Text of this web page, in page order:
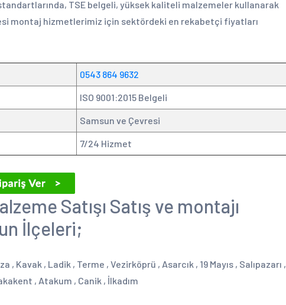
TSE belgeli, yüksek kaliteli malzemeler kullanarak
montaj hizmetlerimiz için sektördeki en rekabetçi fiyatları
0543 864 9632
ISO 9001:2015 Belgeli
Samsun ve Çevresi
7/24 Hizmet
Satışı Satış ve montajı
İlçeleri;
, Kavak , Ladik , Terme , Vezirköprü , Asarcık , 19 Mayıs , Salıpazarı ,
, Atakum , Canik , İlkadım